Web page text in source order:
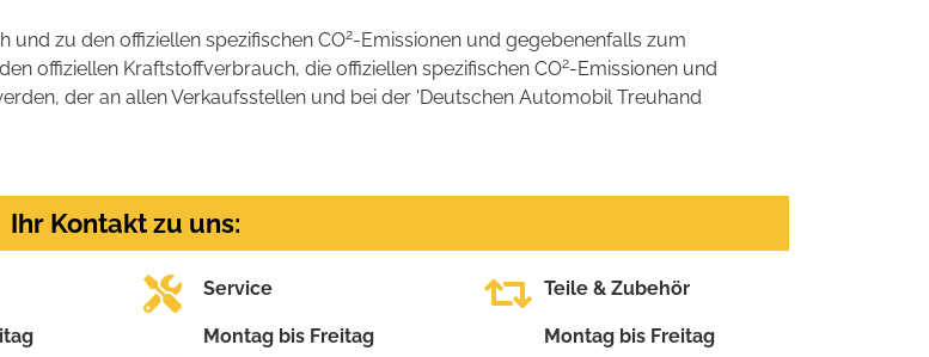
und zu den offiziellen spezifischen CO2-Emissionen und gegebenenfalls zum
offiziellen Kraftstoffverbrauch, die offiziellen spezifischen CO2-Emissionen und
der an allen Verkaufsstellen und bei der 'Deutschen Automobil Treuhand
Ihr Kontakt zu uns:
Service
Montag bis Freitag
Teile & Zubehör
Montag bis Freitag